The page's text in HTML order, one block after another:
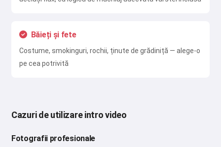
Băieți și fete
Costume, smokinguri, rochii, ținute de grădiniță — alege-o
pe cea potrivită
Cazuri de utilizare intro video
Fotografii profesionale